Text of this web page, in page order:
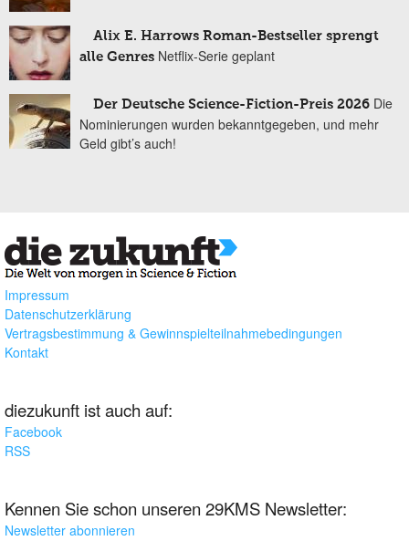
Alix E. Harrows Roman-Bestseller sprengt
alle Genres Netflix-Serie geplant
Der Deutsche Science-Fiction-Preis 2026 Die
Nominierungen wurden bekanntgegeben, und mehr
Geld gibt’s auch!
Impressum
Datenschutzerklärung
Vertragsbestimmung & Gewinnspielteilnahmebedingungen
Kontakt
diezukunft ist auch auf:
Facebook
RSS
Kennen Sie schon unseren 29KMS Newsletter:
Newsletter abonnieren